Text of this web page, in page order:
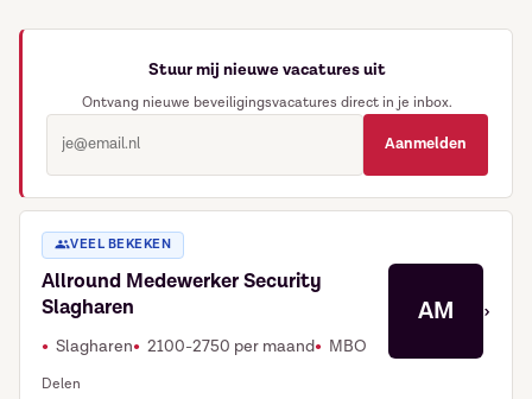
Stuur mij nieuwe vacatures uit
Ontvang nieuwe beveiligingsvacatures direct in je inbox.
Aanmelden
VEEL BEKEKEN
Allround Medewerker Security
Slagharen
Slagharen 2100-2750 per maand MBO
Delen
AM ›